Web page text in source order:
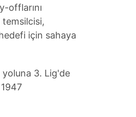
lütfentıklayınız
offlarını
temsilcisi,
için sahaya
yoluna 3. Lig'de